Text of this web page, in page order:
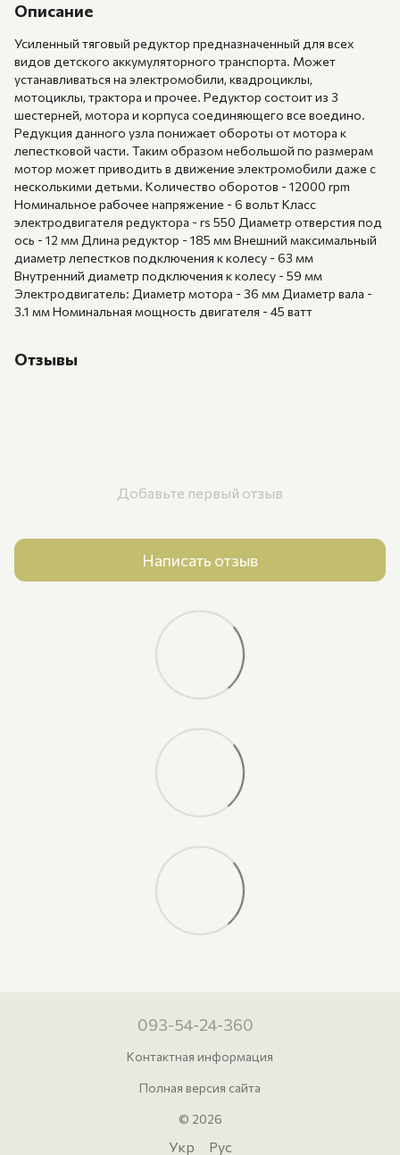
Описание
Усиленный тяговый редуктор предназначенный для всех
видов детского аккумуляторного транспорта. Может
устанавливаться на электромобили, квадроциклы,
мотоциклы, трактора и прочее. Редуктор состоит из 3
шестерней, мотора и корпуса соединяющего все воедино.
Редукция данного узла понижает обороты от мотора к
лепестковой части. Таким образом небольшой по размерам
мотор может приводить в движение электромобили даже с
несколькими детьми. Количество оборотов - 12000 rpm
Номинальное рабочее напряжение - 6 вольт Класс
электродвигателя редуктора - rs 550 Диаметр отверстия под
ось - 12 мм Длина редуктор - 185 мм Внешний максимальный
диаметр лепестков подключения к колесу - 63 мм
Внутренний диаметр подключения к колесу - 59 мм
Электродвигатель: Диаметр мотора - 36 мм Диаметр вала -
3.1 мм Номинальная мощность двигателя - 45 ватт
Отзывы
Добавьте первый отзыв
Написать отзыв
093-54-24-360
Контактная информация
Полная версия сайта
© 2026
Укр Рус